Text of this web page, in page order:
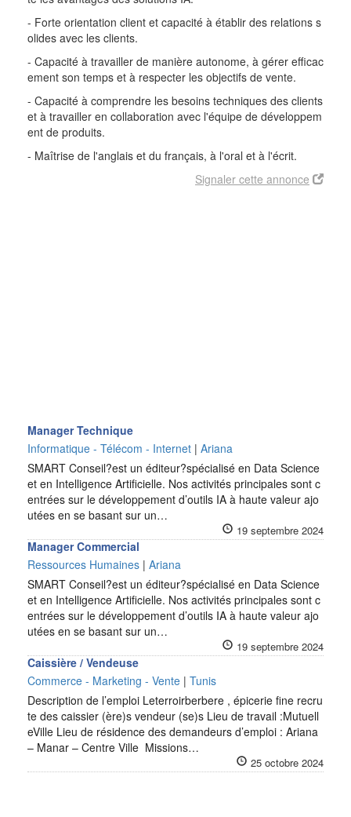
- Forte orientation client et capacité à établir des relations s
olides avec les clients.
- Capacité à travailler de manière autonome, à gérer efficac
ement son temps et à respecter les objectifs de vente.
- Capacité à comprendre les besoins techniques des clients
et à travailler en collaboration avec l'équipe de développem
ent de produits.
- Maîtrise de l'anglais et du français, à l'oral et à l'écrit.
Signaler cette annonce
Manager Technique
Informatique - Télécom - Internet | Ariana
SMART Conseil?est un éditeur?spécialisé en Data Science
et en Intelligence Artificielle. Nos activités principales sont c
entrées sur le développement d’outils IA à haute valeur ajo
utées en se basant sur un…
19 septembre 2024
Manager Commercial
Ressources Humaines | Ariana
SMART Conseil?est un éditeur?spécialisé en Data Science
et en Intelligence Artificielle. Nos activités principales sont c
entrées sur le développement d’outils IA à haute valeur ajo
utées en se basant sur un…
19 septembre 2024
Caissière / Vendeuse
Commerce - Marketing - Vente | Tunis
Description de l’emploi Leterroirberbere , épicerie fine recru
te des caissier (ère)s vendeur (se)s Lieu de travail :Mutuell
eVille Lieu de résidence des demandeurs d’emploi : Ariana
– Manar – Centre Ville Missions…
25 octobre 2024